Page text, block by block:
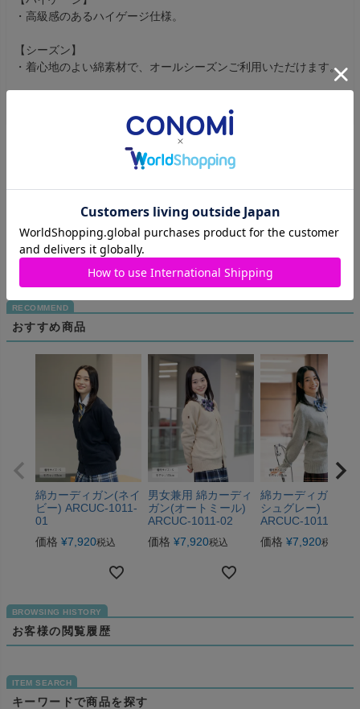
・高級感のあるハイゲージ仕様。
【シーズン】
・着心地のよい綿素材で、オールシーズンご利用いただけます。
レビューを書く
商品についてのお問い合わせ
おすすめ商品
綿カーディガン(ネイ
ビー) ARCUC-1011-
01
価格 ¥7,920税込
男女兼用 綿カーディ
ガン(オートミール)
ARCUC-1011-02
価格 ¥7,920税込
綿カーディガン(ア
シュグレー)
ARCUC-1011-03
価格 ¥7,920税込
お客様の閲覧履歴
キーワードで商品を探す